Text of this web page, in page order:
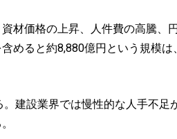
価格の上昇、人件費の高騰、
めると約8,880億円という規模
建設業界では慢性的な人手不足